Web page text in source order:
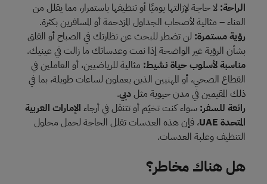
الراحة: لا حاجة لإزالتها يوميًا أو تنظيفها باستمرار، مما يقلل من
العناء – مثالية لأصحاب الجداول المزدحمة أو المسافرين بكثرة.
رؤية مستمرة: لن تضطر للبحث عن نظارتك في الصباح أو القلق
بشأن الرؤية غير الواضحة إذا نمت وعدساتك ما زالت في عينيك.
مناسبة لأسلوب حياة نشيط: مثالية للرياضيين، أو العاملين في
القطاع الصحي، أو المهنيين الذين يعملون لساعات طويلة، بما في
ذلك المقيمين في مدن حيوية مثلدبي.
رائعة للسفر: سواء كنت تخيّم أو تتنقل في أرجاء الإمارات العربية
المتحدة UAE
، فإن هذه العدسات تقلل الحاجة لحمل محلول
التنظيف وعلبة العدسات.
هل هناك مخاطر؟